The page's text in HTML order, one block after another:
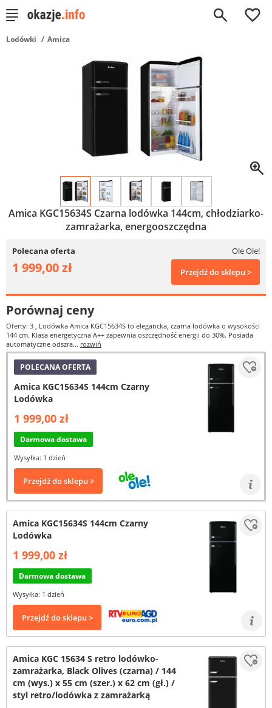
0
Lodówki Amica
Amica KGC15634S Czarna lodówka 144cm, chłodziarko-
zamrażarka, energooszczędna
Polecana oferta Ole Ole!
1 999,00 zł Przejdź do sklepu >
Porównaj ceny
Oferty: 3 , Lodówka Amica KGC15634S to elegancka, czarna lodówka o wysokości
144 cm. Klasa energetyczna A++ zapewnia oszczędność energii do 30%. Posiada
automatyczne odszra... rozwiń
POLECANA OFERTA
Amica KGC15634S 144cm Czarny
Lodówka
1 999,00 zł
Darmowa dostawa
Wysyłka: 1 dzień
Przejdź do sklepu >
Amica KGC15634S 144cm Czarny
Lodówka
1 999,00 zł
Darmowa dostawa
Wysyłka: 1 dzień
Przejdź do sklepu >
Amica KGC 15634 S retro lodówko-
zamrażarka, Black Olives (czarna) / 144
cm (wys.) x 55 cm (szer.) x 62 cm (gł.) /
styl retro/lodówka z zamrażarką